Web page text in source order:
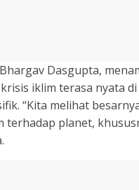
Dasgupta,
iklim terasa nyata
“Kita melihat
terhadap planet,